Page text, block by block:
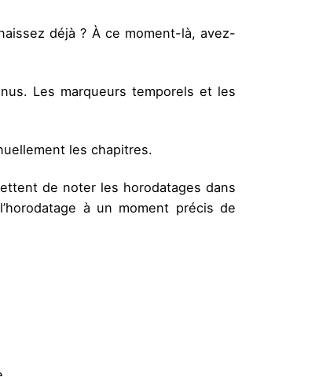
déjà ? À ce moment-là, avez-
Les marqueurs temporels et les
les chapitres.
de noter les horodatages dans
à un moment précis de